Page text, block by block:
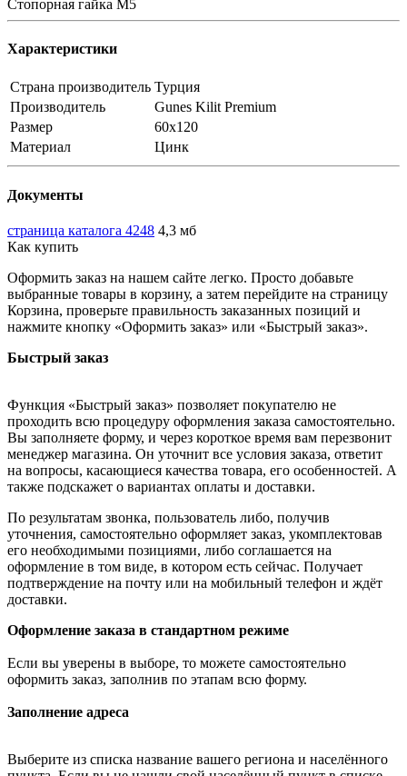
Стопорная гайка М5
Характеристики
Страна производитель Турция
Производитель
Gunes Kilit Premium
Размер
60х120
Материал
Цинк
Документы
страница каталога 4248 4,3 мб
Как купить
Оформить заказ на нашем сайте легко. Просто добавьте
выбранные товары в корзину, а затем перейдите на страницу
Корзина, проверьте правильность заказанных позиций и
нажмите кнопку «Оформить заказ» или «Быстрый заказ».
Быстрый заказ
Функция «Быстрый заказ» позволяет покупателю не
проходить всю процедуру оформления заказа самостоятельно.
Вы заполняете форму, и через короткое время вам перезвонит
менеджер магазина. Он уточнит все условия заказа, ответит
на вопросы, касающиеся качества товара, его особенностей. А
также подскажет о вариантах оплаты и доставки.
По результатам звонка, пользователь либо, получив
уточнения, самостоятельно оформляет заказ, укомплектовав
его необходимыми позициями, либо соглашается на
оформление в том виде, в котором есть сейчас. Получает
подтверждение на почту или на мобильный телефон и ждёт
доставки.
Оформление заказа в стандартном режиме
Если вы уверены в выборе, то можете самостоятельно
оформить заказ, заполнив по этапам всю форму.
Заполнение адреса
Выберите из списка название вашего региона и населённого